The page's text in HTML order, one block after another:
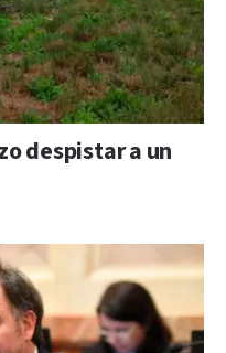
despistar a un